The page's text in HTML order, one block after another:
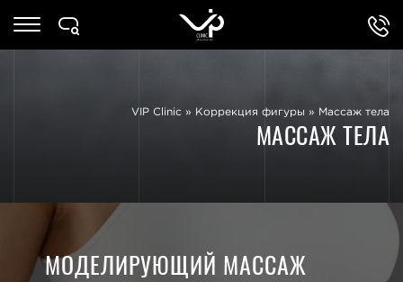
VIP Clinic » Коррекция фигуры » Массаж тела
МАССАЖ ТЕЛА
МОДЕЛИРУЮЩИЙ МАССАЖ